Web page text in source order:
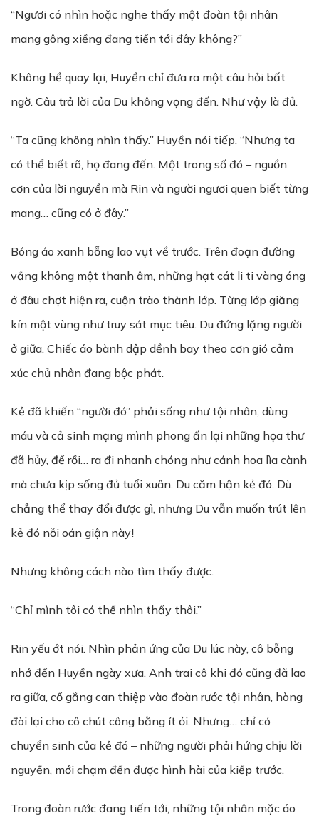
“Ngươi có nhìn hoặc nghe thấy một đoàn tội nhân
mang gông xiềng đang tiến tới đây không?”
Không hề quay lại, Huyền chỉ đưa ra một câu hỏi bất
ngờ. Câu trả lời của Du không vọng đến. Như vậy là đủ.
“Ta cũng không nhìn thấy.” Huyền nói tiếp. “Nhưng ta
có thể biết rõ, họ đang đến. Một trong số đó – nguồn
cơn của lời nguyền mà Rin và người ngươi quen biết từng
mang… cũng có ở đây.”
Bóng áo xanh bỗng lao vụt về trước. Trên đoạn đường
vắng không một thanh âm, những hạt cát li ti vàng óng
ở đâu chợt hiện ra, cuộn trào thành lớp. Từng lớp giăng
kín một vùng như truy sát mục tiêu. Du đứng lặng người
ở giữa. Chiếc áo bành dập dềnh bay theo cơn gió cảm
xúc chủ nhân đang bộc phát.
Kẻ đã khiến “người đó” phải sống như tội nhân, dùng
máu và cả sinh mạng mình phong ấn lại những họa thư
đã hủy, để rồi… ra đi nhanh chóng như cánh hoa lìa cành
mà chưa kịp sống đủ tuổi xuân. Du căm hận kẻ đó. Dù
chẳng thể thay đổi được gì, nhưng Du vẫn muốn trút lên
kẻ đó nỗi oán giận này!
Nhưng không cách nào tìm thấy được.
“Chỉ mình tôi có thể nhìn thấy thôi.”
Rin yếu ớt nói. Nhìn phản ứng của Du lúc này, cô bỗng
nhớ đến Huyền ngày xưa. Anh trai cô khi đó cũng đã lao
ra giữa, cố gắng can thiệp vào đoàn rước tội nhân, hòng
đòi lại cho cô chút công bằng ít ỏi. Nhưng… chỉ có
chuyển sinh của kẻ đó – những người phải hứng chịu lời
nguyền, mới chạm đến được hình hài của kiếp trước.
Trong đoàn rước đang tiến tới, những tội nhân mặc áo